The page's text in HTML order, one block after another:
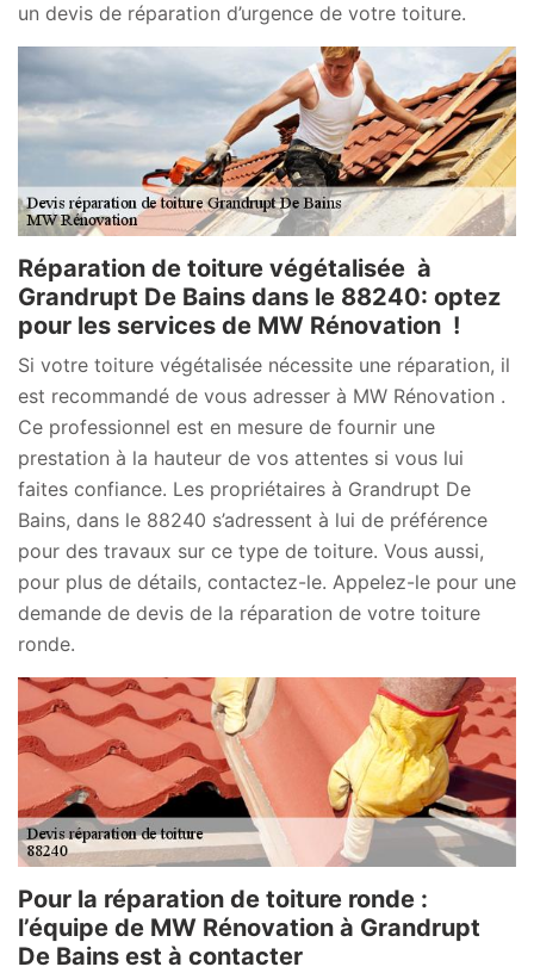
un devis de réparation d’urgence de votre toiture.
Réparation de toiture végétalisée à
Grandrupt De Bains dans le 88240: optez
pour les services de MW Rénovation !
Si votre toiture végétalisée nécessite une réparation, il
est recommandé de vous adresser à MW Rénovation .
Ce professionnel est en mesure de fournir une
prestation à la hauteur de vos attentes si vous lui
faites confiance. Les propriétaires à Grandrupt De
Bains, dans le 88240 s’adressent à lui de préférence
pour des travaux sur ce type de toiture. Vous aussi,
pour plus de détails, contactez-le. Appelez-le pour une
demande de devis de la réparation de votre toiture
ronde.
Pour la réparation de toiture ronde :
l’équipe de MW Rénovation à Grandrupt
De Bains est à contacter